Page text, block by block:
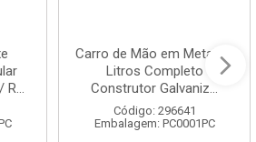
R...
Carro de Mão em Metal 60
Litros Completo
Construtor Galvaniz...
Código: 296641
Embalagem: PC0001PC